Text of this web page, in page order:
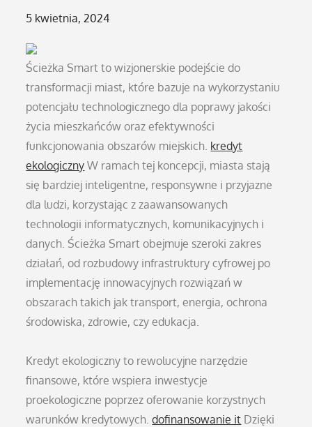
Posted
5 kwietnia, 2024
Ścieżka Smart to wizjonerskie podejście do
transformacji miast, które bazuje na wykorzystaniu
potencjału technologicznego dla poprawy jakości
życia mieszkańców oraz efektywności
funkcjonowania obszarów miejskich. kredyt
ekologiczny W ramach tej koncepcji, miasta stają
się bardziej inteligentne, responsywne i przyjazne
dla ludzi, korzystając z zaawansowanych
technologii informatycznych, komunikacyjnych i
danych. Ścieżka Smart obejmuje szeroki zakres
działań, od rozbudowy infrastruktury cyfrowej po
implementację innowacyjnych rozwiązań w
obszarach takich jak transport, energia, ochrona
środowiska, zdrowie, czy edukacja.
Kredyt ekologiczny to rewolucyjne narzędzie
finansowe, które wspiera inwestycje
proekologiczne poprzez oferowanie korzystnych
warunków kredytowych.dofinansowanie it Dzięki